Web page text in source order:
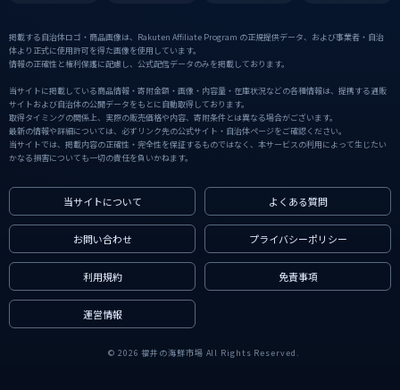
掲載する自治体ロゴ・商品画像は、Rakuten Affiliate Program の正規提供データ、および事業者・自治
体より正式に使用許可を得た画像を使用しています。
情報の正確性と権利保護に配慮し、公式配信データのみを掲載しております。
当サイトに掲載している商品情報・寄附金額・画像・内容量・在庫状況などの各種情報は、提携する通販
サイトおよび自治体の公開データをもとに自動取得しております。
取得タイミングの関係上、実際の販売価格や内容、寄附条件とは異なる場合がございます。
最新の情報や詳細については、必ずリンク先の公式サイト・自治体ページをご確認ください。
当サイトでは、掲載内容の正確性・完全性を保証するものではなく、本サービスの利用によって生じたい
かなる損害についても一切の責任を負いかねます。
当サイトについて よくある質問
お問い合わせ プライバシーポリシー
利用規約 免責事項
運営情報
© 2026 福井の海鮮市場 All Rights Reserved.